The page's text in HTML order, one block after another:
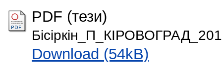
PDF (тези)
Download (54kB)